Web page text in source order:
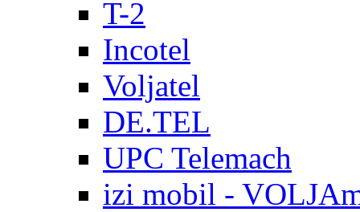
T-2
Incotel
Voljatel
DE.TEL
UPC Telemach
izi mobil -